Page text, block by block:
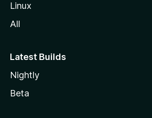
Linux
All
Latest Builds
Nightly
Beta